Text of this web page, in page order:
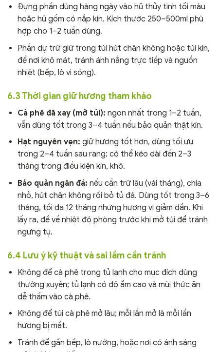
Đựng phần dùng hàng ngày vào hũ thủy tinh tối màu
hoặc hũ gốm có nắp kín. Kích thước 250–500ml phù
hợp cho 1–2 tuần dùng.
Phần dự trữ giữ trong túi hút chân không hoặc túi kín,
để nơi khô mát, tránh ánh nắng trực tiếp và nguồn
nhiệt (bếp, lò vi sóng).
6.3 Thời gian giữ hương tham khảo
Cà phê đã xay (mở túi): ngon nhất trong 1–2 tuần,
vẫn dùng tốt trong 3–4 tuần nếu bảo quản thật kín.
Hạt nguyên vẹn: giữ hương tốt hơn, dùng tối ưu
trong 2–4 tuần sau rang; có thể kéo dài đến 2–3
tháng trong điều kiện kín, khô.
Bảo quản ngăn đá: nếu cần trữ lâu (vài tháng), chia
nhỏ, hút chân không rồi bỏ tủ đá. Dùng tốt trong 3–6
tháng, tối đa 12 tháng nhưng hương vị giảm dần. Khi
lấy ra, để về nhiệt độ phòng trước khi mở túi để tránh
ngưng tụ.
6.4 Lưu ý kỹ thuật và sai lầm cần tránh
Không để cà phê trong tủ lạnh cho mục đích dùng
thường xuyên; tủ lạnh có độ ẩm cao và mùi thức ăn
dễ thấm vào cà phê.
Không để túi cà phê mở lâu; mỗi lần mở là mỗi lần
hương bị mất.
Tránh để gần bếp, lò nướng, hoặc nơi có ánh sáng